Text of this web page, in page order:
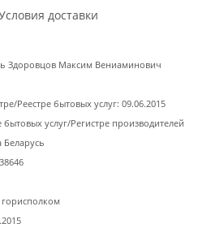
доставки
Здоровцов Максим Вениаминович
Реестре бытовых услуг: 09.06.2015
услуг/Регистре производителей
Беларусь